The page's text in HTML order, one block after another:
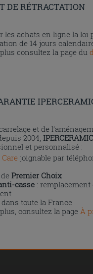
DE RÉTRACTATION
les achats en ligne la loi
de 14 jours
consultez la page du
et de
2004,
et personnalisé :
joignable par
dePremier Choix
casse : remplacement
toute la France
consultez la page À